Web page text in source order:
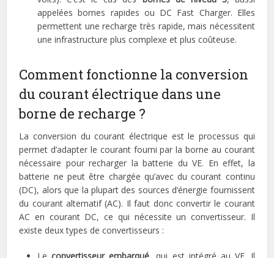
appelées bornes rapides ou DC Fast Charger. Elles
permettent une recharge très rapide, mais nécessitent
une infrastructure plus complexe et plus coûteuse.
Comment fonctionne la conversion
du courant électrique dans une
borne de recharge ?
La conversion du courant électrique est le processus qui
permet d’adapter le courant fourni par la borne au courant
nécessaire pour recharger la batterie du VE. En effet, la
batterie ne peut être chargée qu’avec du courant continu
(DC), alors que la plupart des sources d’énergie fournissent
du courant alternatif (AC). Il faut donc convertir le courant
AC en courant DC, ce qui nécessite un convertisseur. Il
existe deux types de convertisseurs :